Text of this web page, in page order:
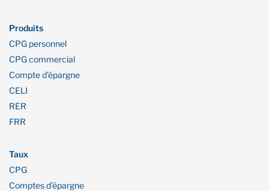
Produits
CPG personnel
CPG commercial
Compte d’épargne
CELI
RER
FRR
Taux
CPG
Comptes d’épargne